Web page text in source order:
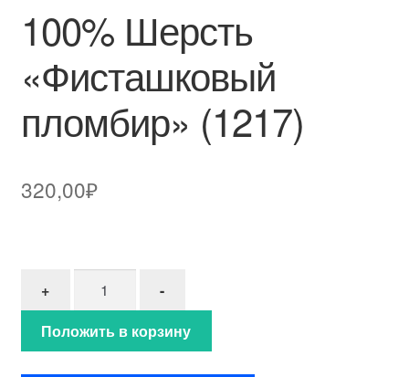
100% Шерсть
«Фисташковый
пломбир» (1217)
320,00₽
+
-
Положить в корзину